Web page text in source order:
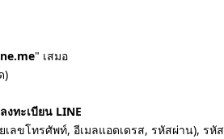
" เสมอ
)
ทะเบียน LINE
ลขโทรศัพท์, อีเมลแอดเดรส, รหัสผ่าน), รหัส